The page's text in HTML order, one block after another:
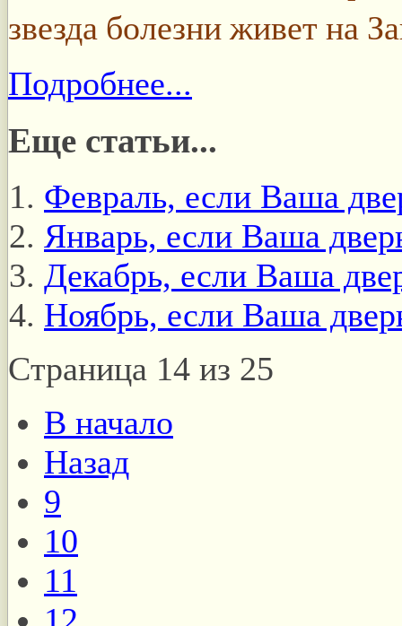
звезда болезни живет на
Подробнее...
Еще статьи...
Февраль, если Ваша
Январь, если Ваша
Декабрь, если Ваша
Ноябрь, если Ваша
Страница 14 из 25
В начало
Назад
9
10
11